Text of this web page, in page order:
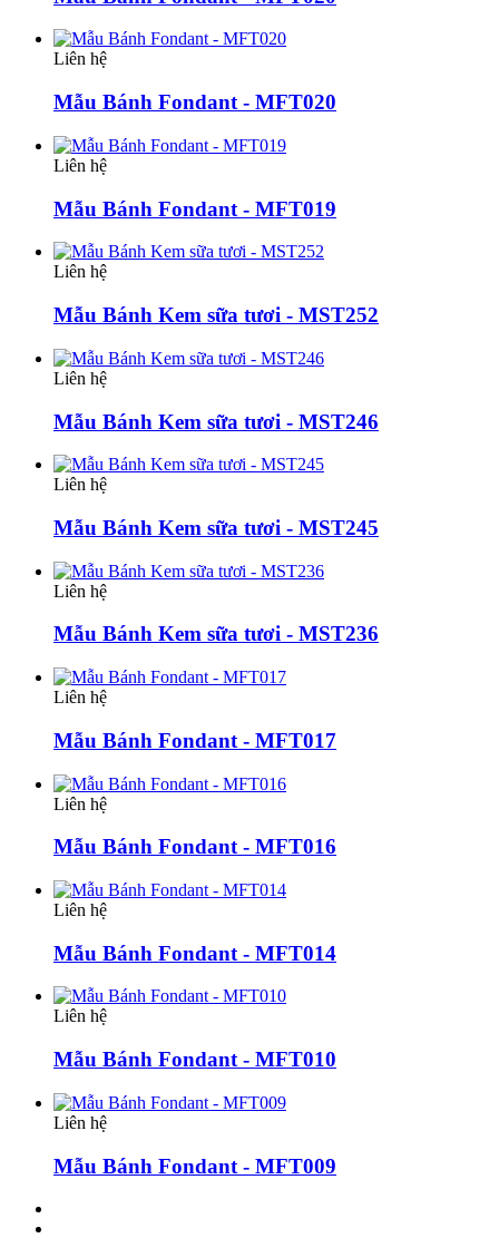
Liên hệ
Mẫu Bánh Fondant - MFT020
Liên hệ
Mẫu Bánh Fondant - MFT019
Liên hệ
Mẫu Bánh Kem sữa tươi - MST252
Liên hệ
Mẫu Bánh Kem sữa tươi - MST246
Liên hệ
Mẫu Bánh Kem sữa tươi - MST245
Liên hệ
Mẫu Bánh Kem sữa tươi - MST236
Liên hệ
Mẫu Bánh Fondant - MFT017
Liên hệ
Mẫu Bánh Fondant - MFT016
Liên hệ
Mẫu Bánh Fondant - MFT014
Liên hệ
Mẫu Bánh Fondant - MFT010
Liên hệ
Mẫu Bánh Fondant - MFT009